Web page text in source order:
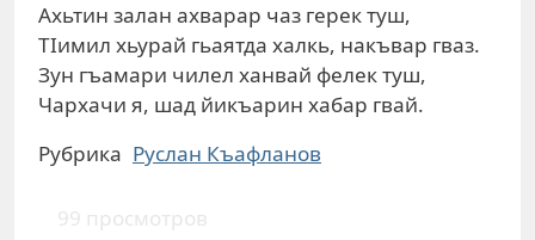
Ахьтин залан ахварар чаз герек туш,
ТIимил хьурай гьаятда халкь, накъвар гваз.
Зун гъамари чилел ханвай фелек туш,
Чархачи я, шад йикъарин хабар гвай.
Рубрика Руслан Къафланов
99 просмотров